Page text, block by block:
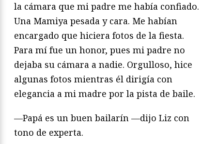
la cámara que mi padre me había confiado.
Una Mamiya pesada y cara. Me habían
encargado que hiciera fotos de la fiesta.
Para mí fue un honor, pues mi padre no
dejaba su cámara a nadie. Orgulloso, hice
algunas fotos mientras él dirigía con
elegancia a mi madre por la pista de baile.
—Papá es un buen bailarín —dijo Liz con
tono de experta.